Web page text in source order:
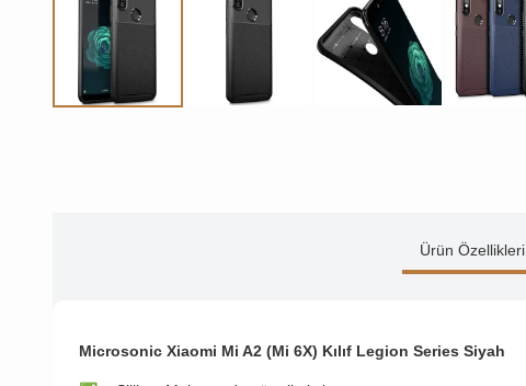
Ürün Özellikleri
Microsonic Xiaomi Mi A2 (Mi 6X) Kılıf Legion Series Siyah